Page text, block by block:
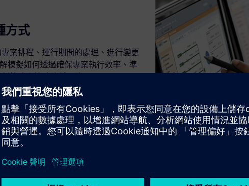
方式
案排程、運行期間的處理、進行變更
模擬如何透過確保專案執行效率、準
策略來協助降低風險。